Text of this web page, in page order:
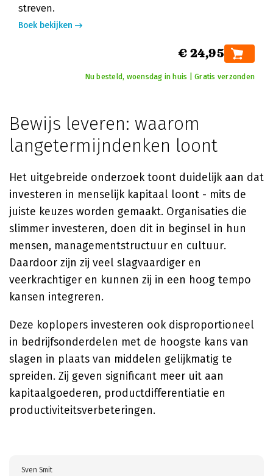
streven.
Boek bekijken
€ 24,95
Nu besteld, woensdag in huis | Gratis verzonden
Bewijs leveren: waarom
langetermijndenken loont
Het uitgebreide onderzoek toont duidelijk aan dat
investeren in menselijk kapitaal loont - mits de
juiste keuzes worden gemaakt. Organisaties die
slimmer investeren, doen dit in beginsel in hun
mensen, managementstructuur en cultuur.
Daardoor zijn zij veel slagvaardiger en
veerkrachtiger en kunnen zij in een hoog tempo
kansen integreren.
Deze koplopers investeren ook disproportioneel
in bedrijfsonderdelen met de hoogste kans van
slagen in plaats van middelen gelijkmatig te
spreiden. Zij geven significant meer uit aan
kapitaalgoederen, productdifferentiatie en
productiviteitsverbeteringen.
Sven Smit